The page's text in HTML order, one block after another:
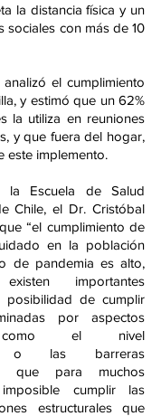
la distancia física y un
sociales con más de 10
el cumplimiento
y estimó que un 62%
la utiliza en reuniones
y que fuera del hogar,
este implemento.
la Escuela de Salud
Chile, el Dr. Cristóbal
“el cumplimiento de
en la población
de pandemia es alto,
importantes
posibilidad de cumplir
por aspectos
como el nivel
o las barreras
que para muchos
cumplir las
estructurales que